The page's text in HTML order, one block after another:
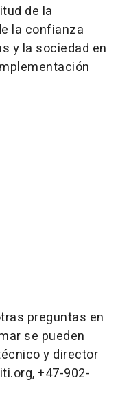
de la
la confianza
y la sociedad en
preguntas en
se pueden
y director
+47-902-